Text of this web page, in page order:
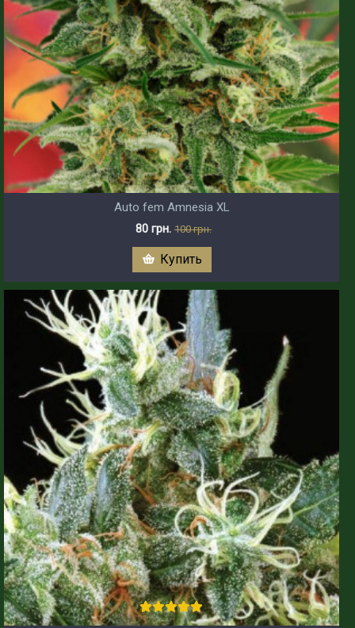
Auto fem Amnesia XL
80 грн. 100 грн.
Купить